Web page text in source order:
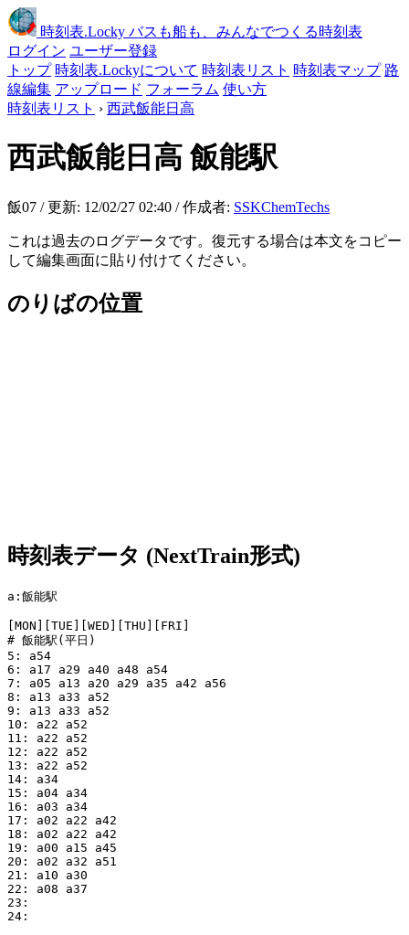
時刻表.Locky バスも船も、みんなでつくる時刻表
ログイン ユーザー登録
トップ 時刻表.Lockyについて 時刻表リスト 時刻表マップ 路
線編集 アップロード フォーラム 使い方
時刻表リスト › 西武飯能日高
西武飯能日高 飯能駅
飯07 / 更新: 12/02/27 02:40 / 作成者: SSKChemTechs
これは過去のログデータです。復元する場合は本文をコピー
して編集画面に貼り付けてください。
のりばの位置
時刻表データ (NextTrain形式)
a:飯能駅
[MON][TUE][WED][THU][FRI]
# 飯能駅(平日)
5: a54
6: a17 a29 a40 a48 a54
7: a05 a13 a20 a29 a35 a42 a56
8: a13 a33 a52
9: a13 a33 a52
10: a22 a52
11: a22 a52
12: a22 a52
13: a22 a52
14: a34
15: a04 a34
16: a03 a34
17: a02 a22 a42
18: a02 a22 a42
19: a00 a15 a45
20: a02 a32 a51
21: a10 a30
22: a08 a37
23:
24: